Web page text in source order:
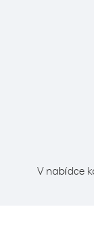
V nabídce